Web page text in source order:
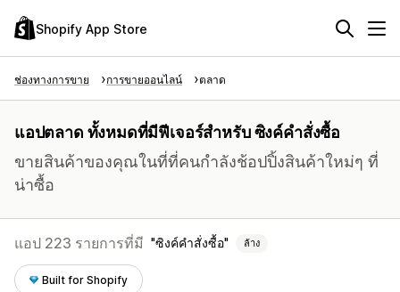
Shopify App Store
ช่องทางการขาย การขายออนไลน์ ตลาด
แอปตลาด ทั้งหมดที่มีฟีเจอร์สำหรับ ซิงค์คำสั่งซื้อ
ขายสินค้าของคุณในที่ที่คนกำลังช้อปปิ้งสินค้าใหม่ๆ ที่
น่าซื้อ
แอป 223 รายการที่มี ซิงค์คำสั่งซื้อ ล้าง
Built for Shopify